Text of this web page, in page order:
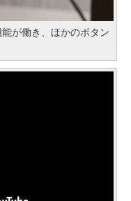
が働き、ほかのボタン